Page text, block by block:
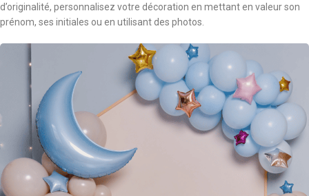
d’originalité, personnalisez votre décoration en mettant en valeur son
prénom, ses initiales ou en utilisant des photos.